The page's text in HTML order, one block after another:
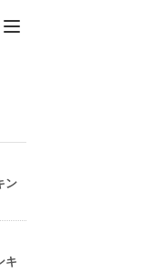
ン
キ